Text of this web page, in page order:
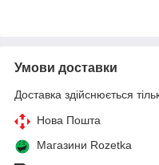
Умови доставки
Доставка здійснюється
Нова Пошта
Магазини Rozetka